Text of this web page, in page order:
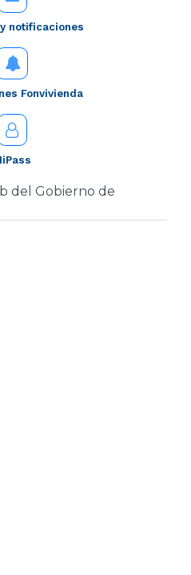
notificaciones
Fonvivienda
del Gobierno de